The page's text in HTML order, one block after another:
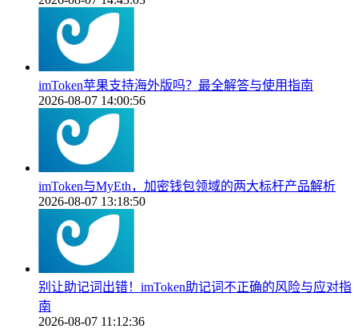
imToken苹果支持海外版吗？最全解答与使用指南
2026-08-07 14:00:56
imToken与MyEth，加密钱包领域的两大标杆产品解析
2026-08-07 13:18:50
别让助记词出错！imToken助记词不正确的风险与应对指
南
2026-08-07 11:12:36